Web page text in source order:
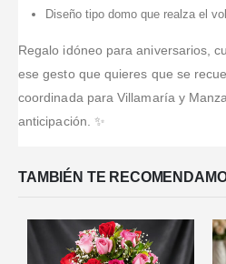
Diseño tipo domo que realza el
Regalo idóneo para aniversarios,
ese gesto que quieres que se
coordinada para Villamaría y
anticipación. ✨
TAMBIÉN TE